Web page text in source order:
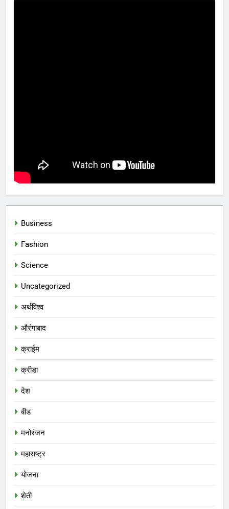
Business
Fashion
Science
Uncategorized
अर्थविश्व
औरंगाबाद
क्राईम
क्रीडा
देश
बीड
मनोरंजन
महाराष्ट्र
योजना
शेती